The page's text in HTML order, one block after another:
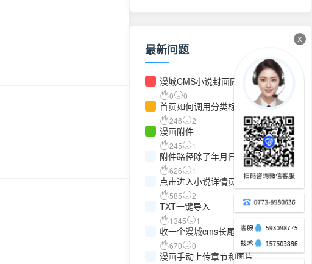
X
最新问题
漫城CMS小说封面同步功能源码
0 0
首页如何调用分类标签
246 2
漫画附件
245 1
附件路径除了年月日怎么修改不了
626 1
点击进入小说详情页出现这个是什么
问题585 2
TXT一键导入
1345 1
收一个漫城cms长尾词插件
670 0
漫画手动上传章节和图片